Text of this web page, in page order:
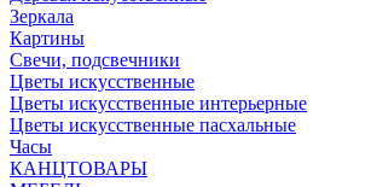
Зеркала
Картины
Свечи, подсвечники
Цветы искусственные
Цветы искусственные интерьерные
Цветы искусственные пасхальные
Часы
КАНЦТОВАРЫ